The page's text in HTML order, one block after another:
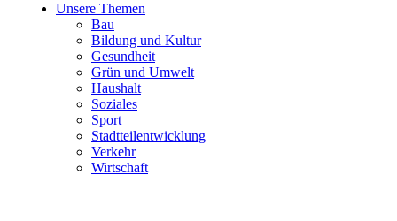
Unsere Themen
Bau
Bildung und Kultur
Gesundheit
Grün und Umwelt
Haushalt
Soziales
Sport
Stadtteilentwicklung
Verkehr
Wirtschaft